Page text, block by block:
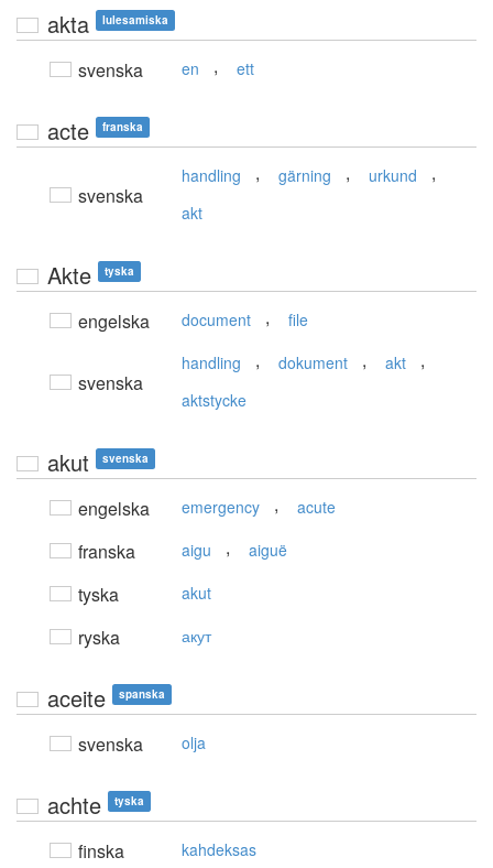
akta lulesamiska
svenska en , ett
acte franska
svenska
handling , gärning , urkund ,
akt
Akte tyska
engelska document , file
svenska
handling , dokument , akt ,
aktstycke
akut svenska
engelska emergency , acute
franska aigu , aiguë
tyska akut
ryska акут
aceite spanska
svenska olja
achte tyska
finska kahdeksas